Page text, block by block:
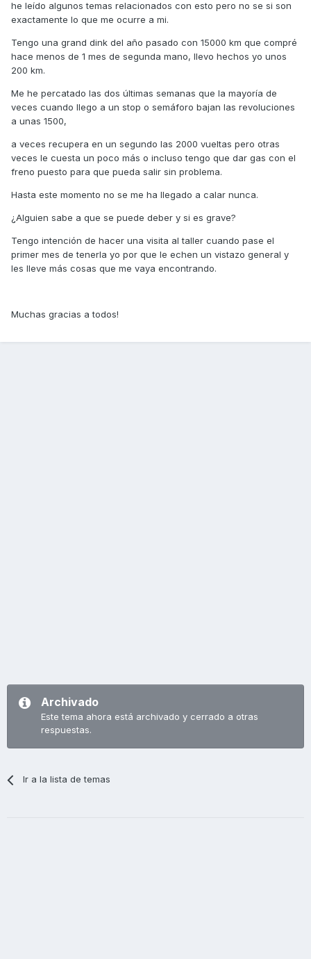
he leído algunos temas relacionados con esto pero no se si son
exactamente lo que me ocurre a mi.
Tengo una grand dink del año pasado con 15000 km que compré
hace menos de 1 mes de segunda mano, llevo hechos yo unos
200 km.
Me he percatado las dos últimas semanas que la mayoría de
veces cuando llego a un stop o semáforo bajan las revoluciones
a unas 1500,
a veces recupera en un segundo las 2000 vueltas pero otras
veces le cuesta un poco más o incluso tengo que dar gas con el
freno puesto para que pueda salir sin problema.
Hasta este momento no se me ha llegado a calar nunca.
¿Alguien sabe a que se puede deber y si es grave?
Tengo intención de hacer una visita al taller cuando pase el
primer mes de tenerla yo por que le echen un vistazo general y
les lleve más cosas que me vaya encontrando.
Muchas gracias a todos!
Archivado
Este tema ahora está archivado y cerrado a otras
respuestas.
Ir a la lista de temas